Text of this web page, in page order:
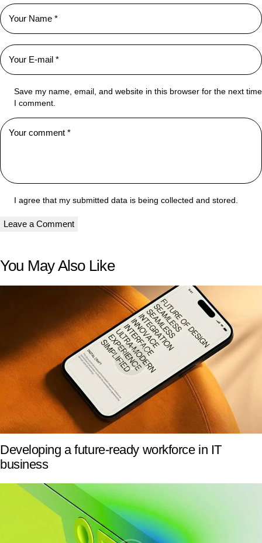
Save my name, email, and website in this browser for the next time
I comment.
I agree that my submitted data is being collected and stored.
You May Also Like
Developing a future-ready workforce in IT
business